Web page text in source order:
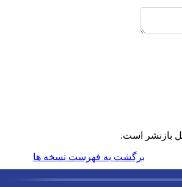
بازنشر است.
برگشت به فهرست نسخه ها